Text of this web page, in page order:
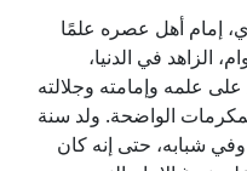
إمام أهل عصره علمًا
الزاهد في الدنيا،
علمه وإمامته وجلالته
الواضحة. ولد سنة
وفي شبابه، حتى إنه كان